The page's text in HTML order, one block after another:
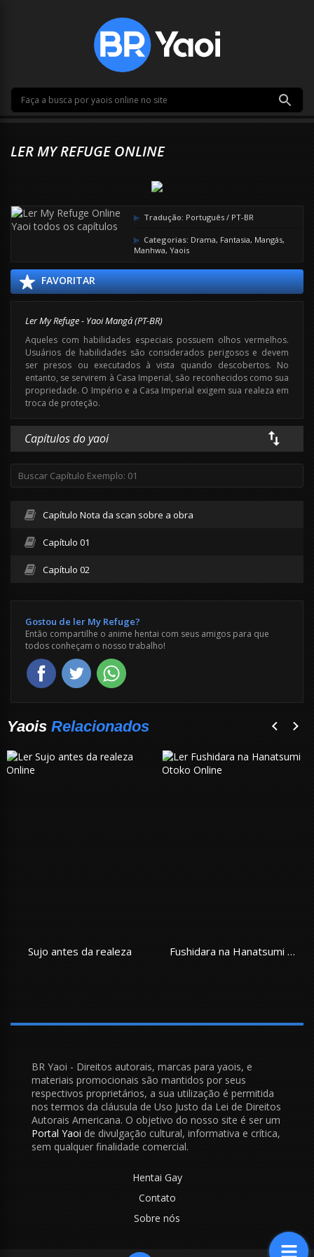
LER MY REFUGE ONLINE
Tradução: Português / PT-BR
Categorias: Drama, Fantasia, Mangás,
Manhwa, Yaois
FAVORITAR
Ler My Refuge - Yaoi Mangá (PT-BR)
Aqueles com habilidades especiais possuem olhos vermelhos.
Usuários de habilidades são considerados perigosos e devem
ser presos ou executados à vista quando descobertos. No
entanto, se servirem à Casa Imperial, são reconhecidos como sua
propriedade. O Império e a Casa Imperial exigem sua realeza em
troca de proteção.
Capítulos do yaoi
Capítulo Nota da scan sobre a obra
Capítulo 01
Capítulo 02
Gostou de ler My Refuge?
Então compartilhe o anime hentai com seus amigos para que
todos conheçam o nosso trabalho!
Yaois Relacionados
Sujo antes da realeza Fushidara na Hanatsumi Otoko
BR Yaoi - Direitos autorais, marcas para yaois, e
materiais promocionais são mantidos por seus
respectivos proprietários, a sua utilização é permitida
nos termos da cláusula de Uso Justo da Lei de Direitos
Autorais Americana. O objetivo do nosso site é ser um
Portal Yaoi de divulgação cultural, informativa e crítica,
sem qualquer finalidade comercial.
Hentai Gay
Contato
Sobre nós